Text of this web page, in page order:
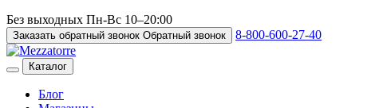
Без выходных Пн-Вс 10–20:00
Заказать обратный звонок Обратный звонок 8-800-600-27-40
Каталог
Блог